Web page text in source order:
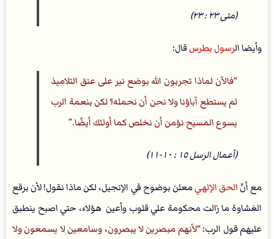
(متى ٢٣ : ٢٣)
وأيضا الرسول بطرسقال:
فالآن لماذا تجربون الله بوضع نير على عنق التلاميذ
لم يستطع آباؤنا ولا نحن أن نحمله؟ لكن بنعمة الرب
يسوع المسيح نؤمن أن نخلص كما أولئك أيضًا.
(أعمال الرسل ١٥ : ١٠-١١)
مع أنّ الحق الإلهيمعلن بوضوح في الإنجيل، لكن ماذا نقول! لأن برقع
الغشاوة ما زالت محكومة علي قلوب وأعين هؤلاء، حتي اصبح ينطبق
عليهم قول الرب: لأنهم مبصرين لا يبصرون، وسامعين لا يسمعون ولا